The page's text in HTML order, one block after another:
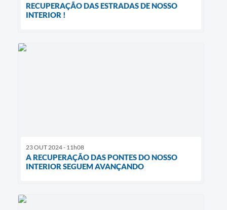
RECUPERAÇÃO DAS ESTRADAS DE NOSSO
INTERIOR !
23 OUT 2024 - 11h08
A RECUPERAÇÃO DAS PONTES DO NOSSO
INTERIOR SEGUEM AVANÇANDO